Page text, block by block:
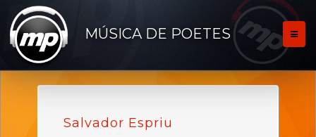
MÚSICA DE POETES
Salvador Espriu